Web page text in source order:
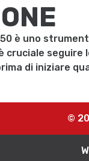
è uno
cruciale seguire
di iniziare
©